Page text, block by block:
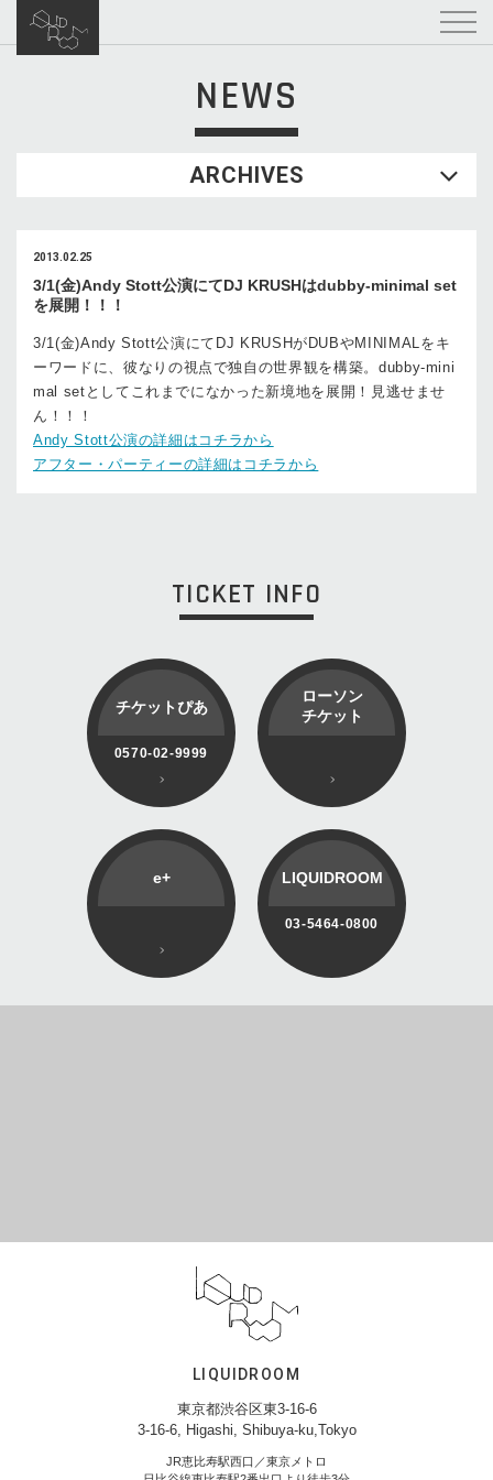
NEWS
ARCHIVES
2013.02.25
3/1(金)Andy Stott公演にてDJ KRUSHはdubby-minimal set
を展開！！！
3/1(金)Andy Stott公演にてDJ KRUSHがDUBやMINIMALをキ
ーワードに、彼なりの視点で独自の世界観を構築。dubby-mini
mal setとしてこれまでになかった新境地を展開！見逃せませ
ん！！！
Andy Stott公演の詳細はコチラから
アフター・パーティーの詳細はコチラから
TICKET INFO
チケットぴあ
0570-02-9999
ローソン
チケット
e+ LIQUIDROOM
03-5464-0800
LIQUIDROOM
東京都渋谷区東3-16-6
3-16-6, Higashi, Shibuya-ku,Tokyo
JR恵比寿駅西口／東京メトロ